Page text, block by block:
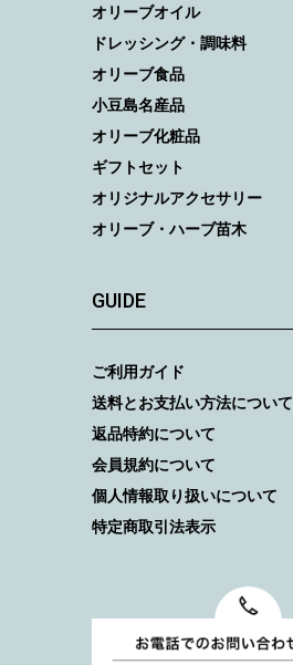
オリーブオイル
ドレッシング・調味料
オリーブ食品
小豆島名産品
オリーブ化粧品
ギフトセット
オリジナルアクセサリー
オリーブ・ハーブ苗木
GUIDE
ご利用ガイド
送料とお支払い方法について
返品特約について
会員規約について
個人情報取り扱いについて
特定商取引法表示